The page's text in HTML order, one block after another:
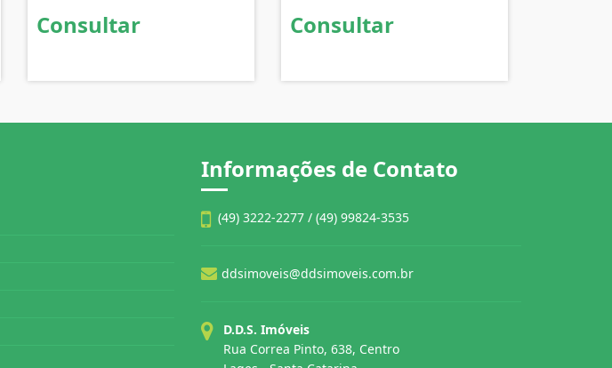
Consultar Consultar
Informações de Contato
(49) 3222-2277 / (49) 99824-3535
ddsimoveis@ddsimoveis.com.br
D.D.S. Imóveis
Rua Correa Pinto, 638, Centro